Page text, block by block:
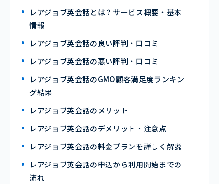
レアジョブ英会話とは？サービス概要・基本
情報
レアジョブ英会話の良い評判・口コミ
レアジョブ英会話の悪い評判・口コミ
レアジョブ英会話のGMO顧客満足度ランキン
グ結果
レアジョブ英会話のメリット
レアジョブ英会話のデメリット・注意点
レアジョブ英会話の料金プランを詳しく解説
レアジョブ英会話の申込から利用開始までの
流れ